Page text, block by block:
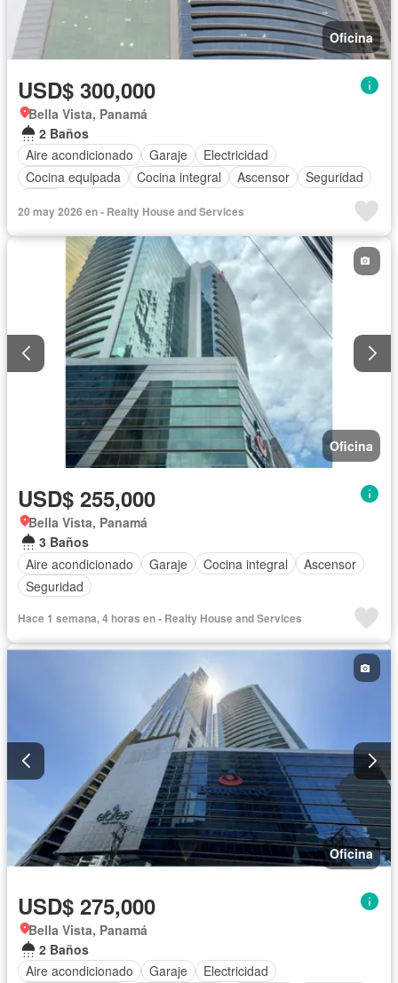
Oficina
USD$ 300,000
Bella Vista, Panamá
2 Baños
Aire acondicionado
Garaje
Electricidad
Cocina equipada
Cocina integral Ascensor
Seguridad
20 may 2026 en - Realty House and Services
Oficina
USD$ 255,000
Bella Vista, Panamá
3 Baños
Aire acondicionado
Garaje Cocina integral
Ascensor
Seguridad
Hace 1 semana, 4 horas en - Realty House and Services
Oficina
USD$ 275,000
Bella Vista, Panamá
2 Baños
Aire acondicionado
Garaje
Electricidad